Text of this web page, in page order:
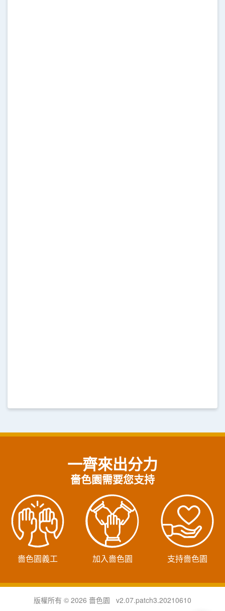
一齊來出分力
嗇色園需要您支持
嗇色園義工 加入嗇色園 支持嗇色園
版權所有 © 2026 嗇色園 v2.07.patch3.20210610